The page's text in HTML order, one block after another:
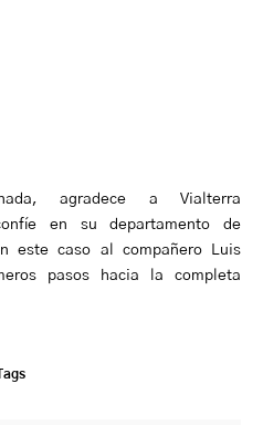
agradece a Vialterra
en su departamento de
este caso al compañero Luis
pasos hacia la completa